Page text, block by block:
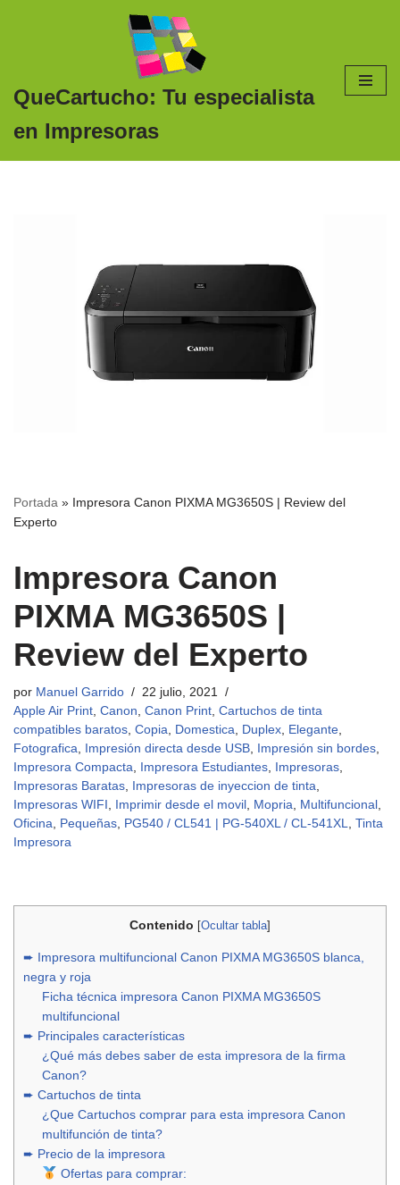
contenido
QueCartucho: Tu especialista
en Impresoras
Portada » Impresora Canon PIXMA MG3650S | Review del
Experto
Impresora Canon
PIXMA MG3650S |
Review del Experto
por Manuel Garrido
22 julio, 2021
Apple Air Print Canon Canon Print Cartuchos de tinta
compatibles baratos Copia Domestica Duplex Elegante
Fotografica
Impresión directa desde USB Impresión sin bordes
Impresora Compacta
Impresora Estudiantes Impresoras
Impresoras Baratas
Impresoras de inyeccion de tinta
Impresoras WIFI
Imprimir desde el movil Mopria Multifuncional
Oficina
Pequeñas PG540 / CL541 | PG-540XL / CL-541XL
Tinta
Impresora
Contenido [Ocultar tabla]
➨ Impresora multifuncional Canon PIXMA MG3650S blanca,
negra y roja
Ficha técnica impresora Canon PIXMA MG3650S
multifuncional
➨ Principales características
¿Qué más debes saber de esta impresora de la firma
Canon?
➨ Cartuchos de tinta
¿Que Cartuchos comprar para esta impresora Canon
multifunción de tinta?
➨ Precio de la impresora
Ofertas para comprar: